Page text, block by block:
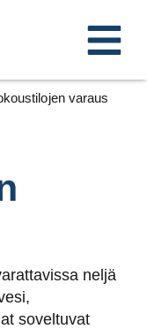
varaus
neljä
soveltuvat